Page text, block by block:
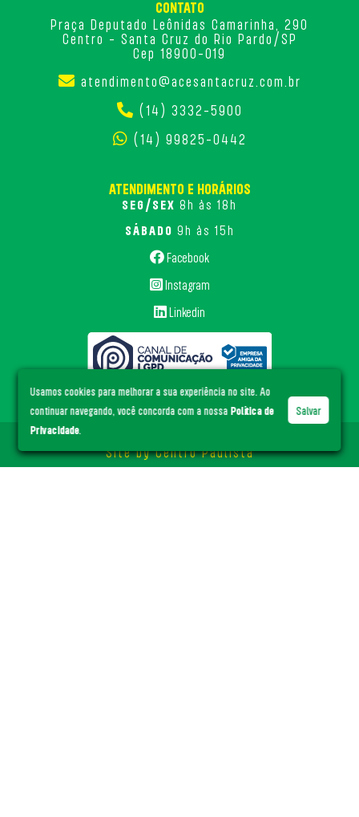
Usamos cookies para melhorar a sua experiência no site. Ao
continuar navegando, você concorda com a nossa Política de
Privacidade.
Salvar
CONTATO
Praça Deputado Leônidas Camarinha, 290
Centro - Santa Cruz do Rio Pardo/SP
Cep 18900-019
atendimento@acesantacruz.com.br
(14) 3332-5900
(14) 99825-0442
ATENDIMENTO E HORÁRIOS
SEG/SEX 8h às 18h
SÁBADO 9h às 15h
Facebook
Instagram
Linkedin
© ACE Santa Cruz
Site byCentro Paulista